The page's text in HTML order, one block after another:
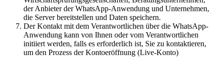
der Anbieter der WhatsApp-Anwendung und Unternehmen,
die Server bereitstellen und Daten speichern.
Der Kontakt mit dem Verantwortlichen über die WhatsApp-
Anwendung kann von Ihnen oder vom Verantwortlichen
initiiert werden, falls es erforderlich ist, Sie zu kontaktieren,
um den Prozess der Kontoeröffnung (Live-Konto)